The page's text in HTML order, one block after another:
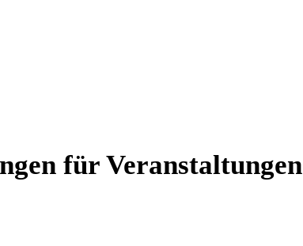
für Veranstaltungen